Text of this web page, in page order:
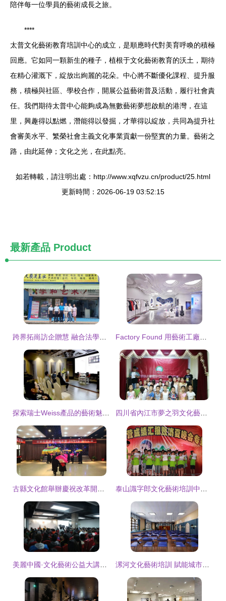
陪伴每一位學員的藝術成長之旅。
****
太普文化藝術教育培訓中心的成立，是順應時代對美育呼喚的積極
回應。它如同一顆新生的種子，植根于文化藝術教育的沃土，期待
在精心灌溉下，綻放出絢麗的花朵。中心將不斷優化課程、提升服
務，積極與社區、學校合作，開展公益藝術普及活動，履行社會責
任。我們期待太普中心能夠成為無數藝術夢想啟航的港灣，在這
里，興趣得以點燃，潛能得以發掘，才華得以綻放，共同為提升社
會審美水平、繁榮社會主義文化事業貢獻一份堅實的力量。藝術之
路，由此延伸；文化之光，在此點亮。
如若轉載，請注明出處：http://www.xqfvzu.cn/product/25.html
更新時間：2026-06-19 03:52:15
最新產品 Product